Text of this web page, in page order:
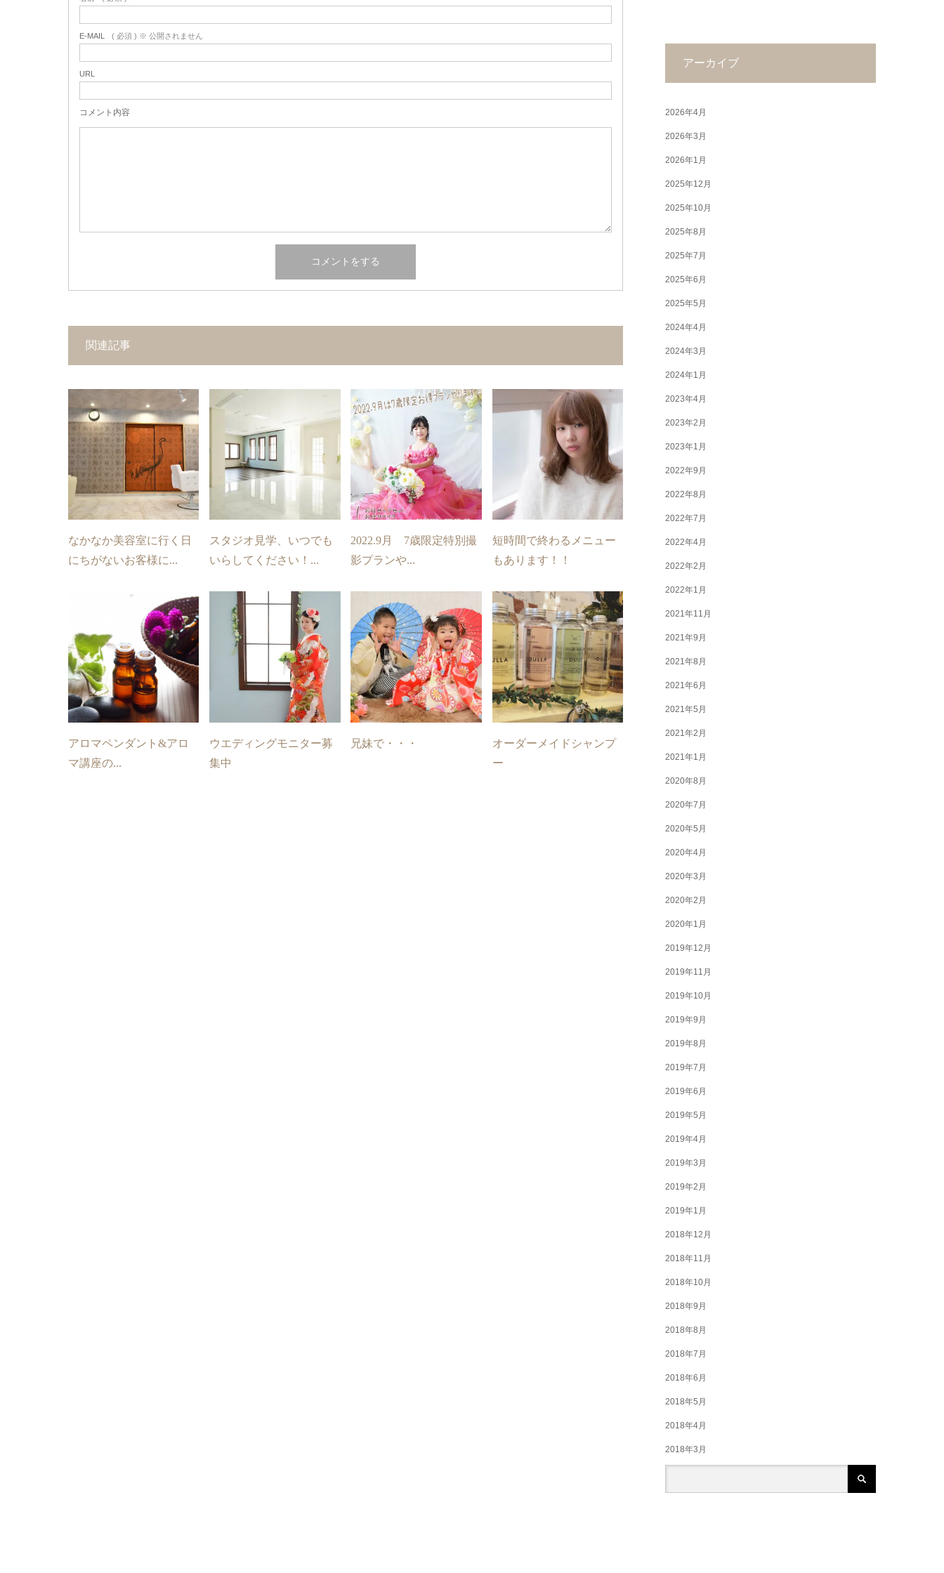
E-MAIL ( 必須 ) ※ 公開されません
URL
コメント内容
関連記事
なかなか美容室に行く日
にちがないお客様に...
スタジオ見学、いつでも
いらしてください！...
2022.9月 7歳限定特別撮
影プランや...
短時間で終わるメニュー
もあります！！
アロマペンダント&アロ
マ講座の...
ウエディングモニター募
集中
兄妹で・・・
オーダーメイドシャンプ
ー
アーカイブ
2026年4月
2026年3月
2026年1月
2025年12月
2025年10月
2025年8月
2025年7月
2025年6月
2025年5月
2024年4月
2024年3月
2024年1月
2023年4月
2023年2月
2023年1月
2022年9月
2022年8月
2022年7月
2022年4月
2022年2月
2022年1月
2021年11月
2021年9月
2021年8月
2021年6月
2021年5月
2021年2月
2021年1月
2020年8月
2020年7月
2020年5月
2020年4月
2020年3月
2020年2月
2020年1月
2019年12月
2019年11月
2019年10月
2019年9月
2019年8月
2019年7月
2019年6月
2019年5月
2019年4月
2019年3月
2019年2月
2019年1月
2018年12月
2018年11月
2018年10月
2018年9月
2018年8月
2018年7月
2018年6月
2018年5月
2018年4月
2018年3月